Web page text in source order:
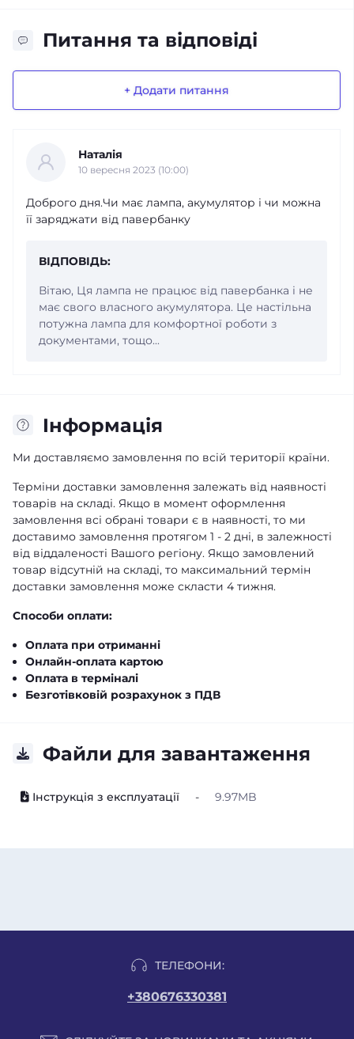
Питання та відповіді
+ Додати питання
Наталія
10 вересня 2023 (10:00)
Доброго дня.Чи має лампа, акумулятор і чи можна
її заряджати від павербанку
ВІДПОВІДЬ:
Вітаю, Ця лампа не працює від павербанка і не
має свого власного акумулятора. Це настільна
потужна лампа для комфортної роботи з
документами, тощо...
Iнформація
Ми доставляємо замовлення по всій території країни.
Терміни доставки замовлення залежать від наявності
товарів на складі. Якщо в момент оформлення
замовлення всі обрані товари є в наявності, то ми
доставимо замовлення протягом 1 - 2 дні, в залежності
від віддаленості Вашого регіону. Якщо замовлений
товар відсутній на складі, то максимальний термін
доставки замовлення може скласти 4 тижня.
Способи оплати:
Оплата при отриманні
Онлайн-оплата картою
Оплата в терміналі
Безготівковій розрахунок з ПДВ
Файли для завантаження
Інструкція з експлуатації - 9.97MB
ТЕЛЕФОНИ:
+380676330381